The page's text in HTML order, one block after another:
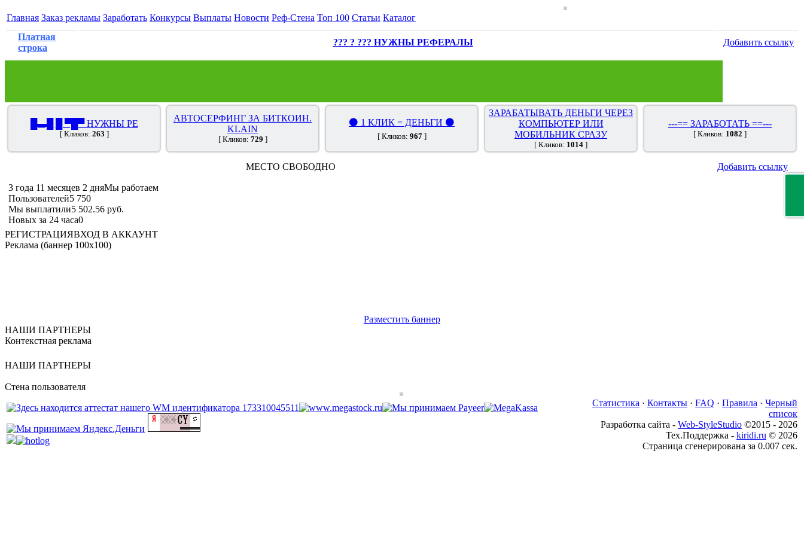
Главная Заказ рекламы Заработать Конкурсы Выплаты Новости Реф-Стена Топ 100 Статьи Каталог
Платная
строка
??? ? ??? НУЖНЫ РЕФЕРАЛЫ Добавить ссылку
█▬█ █ ▀█▀ НУЖНЫ РЕ
[ Кликов: 263 ]
АВТОСЕРФИНГ ЗА БИТКОИН.
KLAIN
[ Кликов: 729 ]
⚫ 1 КЛИК = ДЕНЬГИ ⚫
[ Кликов: 967]
ЗАРАБАТЫВАТЬ ДЕНЬГИ ЧЕРЕЗ
КОМПЬЮТЕР ИЛИ
МОБИЛЬНИК СРАЗУ
[ Кликов: 1014 ]
---== ЗАРАБОТАТЬ ==---
[ Кликов: 1082 ]
МЕСТО СВОБОДНО Добавить ссылку
3 года 11 месяцев 2 дняМы работаем
Пользователей5 750
Мы выплатили5 502.56 руб.
Новых за 24 часа0
РЕГИСТРАЦИЯВХОД В АККАУНТ
Реклама (баннер 100x100)
Разместить баннер
НАШИ ПАРТНЕРЫ
Контекстная реклама
НАШИ ПАРТНЕРЫ
Стена пользователя
Статистика · Контакты · FAQ · Правила · Черный
список
Разработка сайта - Web-StyleStudio ©2015 - 2026
Тех.Поддержка - kiridi.ru © 2026
Страница сгенерирована за 0.007 сек.